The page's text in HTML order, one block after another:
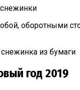
оборотными
из бумаги
год 2019